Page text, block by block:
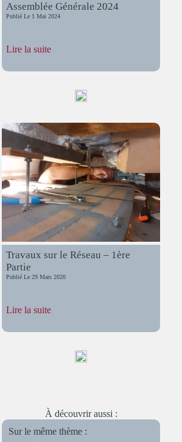
Assemblée Générale 2024
Publié Le 1 Mai 2024
Lire la suite:
Générale
Travaux sur le Réseau – 1ère
Partie
Publié Le29 Mars 2020
Lire la suite:
sur
Réseau
À découvrir aussi :
Sur le même thème :